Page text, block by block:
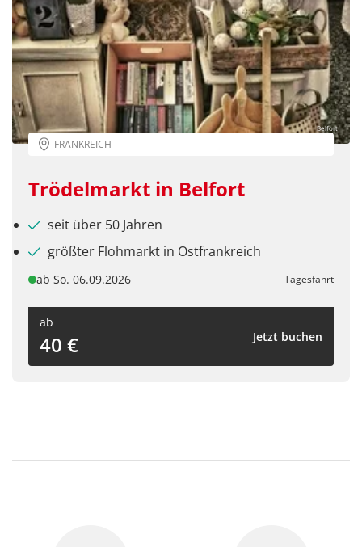
Belfort
FRANKREICH
Trödelmarkt in Belfort
seit über 50 Jahren
größter Flohmarkt in Ostfrankreich
ab So. 06.09.2026 Tagesfahrt
ab
40 € Jetzt buchen